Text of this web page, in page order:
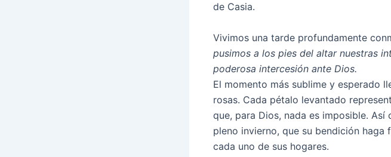
de Casia.
Vivimos una tarde profundamente
pusimos a los pies del altar nuestras
poderosa intercesión ante Dios.
El momento más sublime y esperado
rosas. Cada pétalo levantado
que, para Dios, nada es imposible.
pleno invierno, que su bendición
cada uno de sus hogares.